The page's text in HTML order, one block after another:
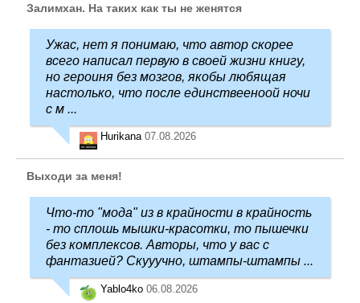
Залимхан. На таких как ты не женятся
Ужас, нет я понимаю, что автор скорее
всего написал первую в своей жизни книгу,
но героиня без мозгов, якобы любящая
настолько, что после единствееноой ночи
с м ...
Hurikana 07.08.2026
Выходи за меня!
Что-то "мода" из в крайности в крайность
- то сплошь мышки-красотки, то пышечки
без комплексов. Авторы, что у вас с
фантазией? Скууучно, штампы-штампы ...
Yablo4ko 06.08.2026